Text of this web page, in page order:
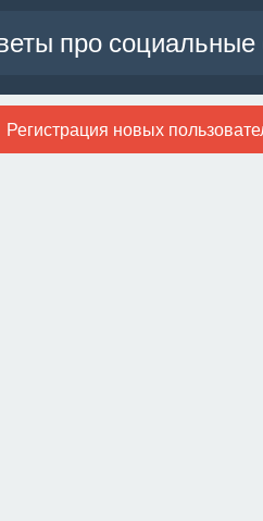
про социальные
Регистрация новых